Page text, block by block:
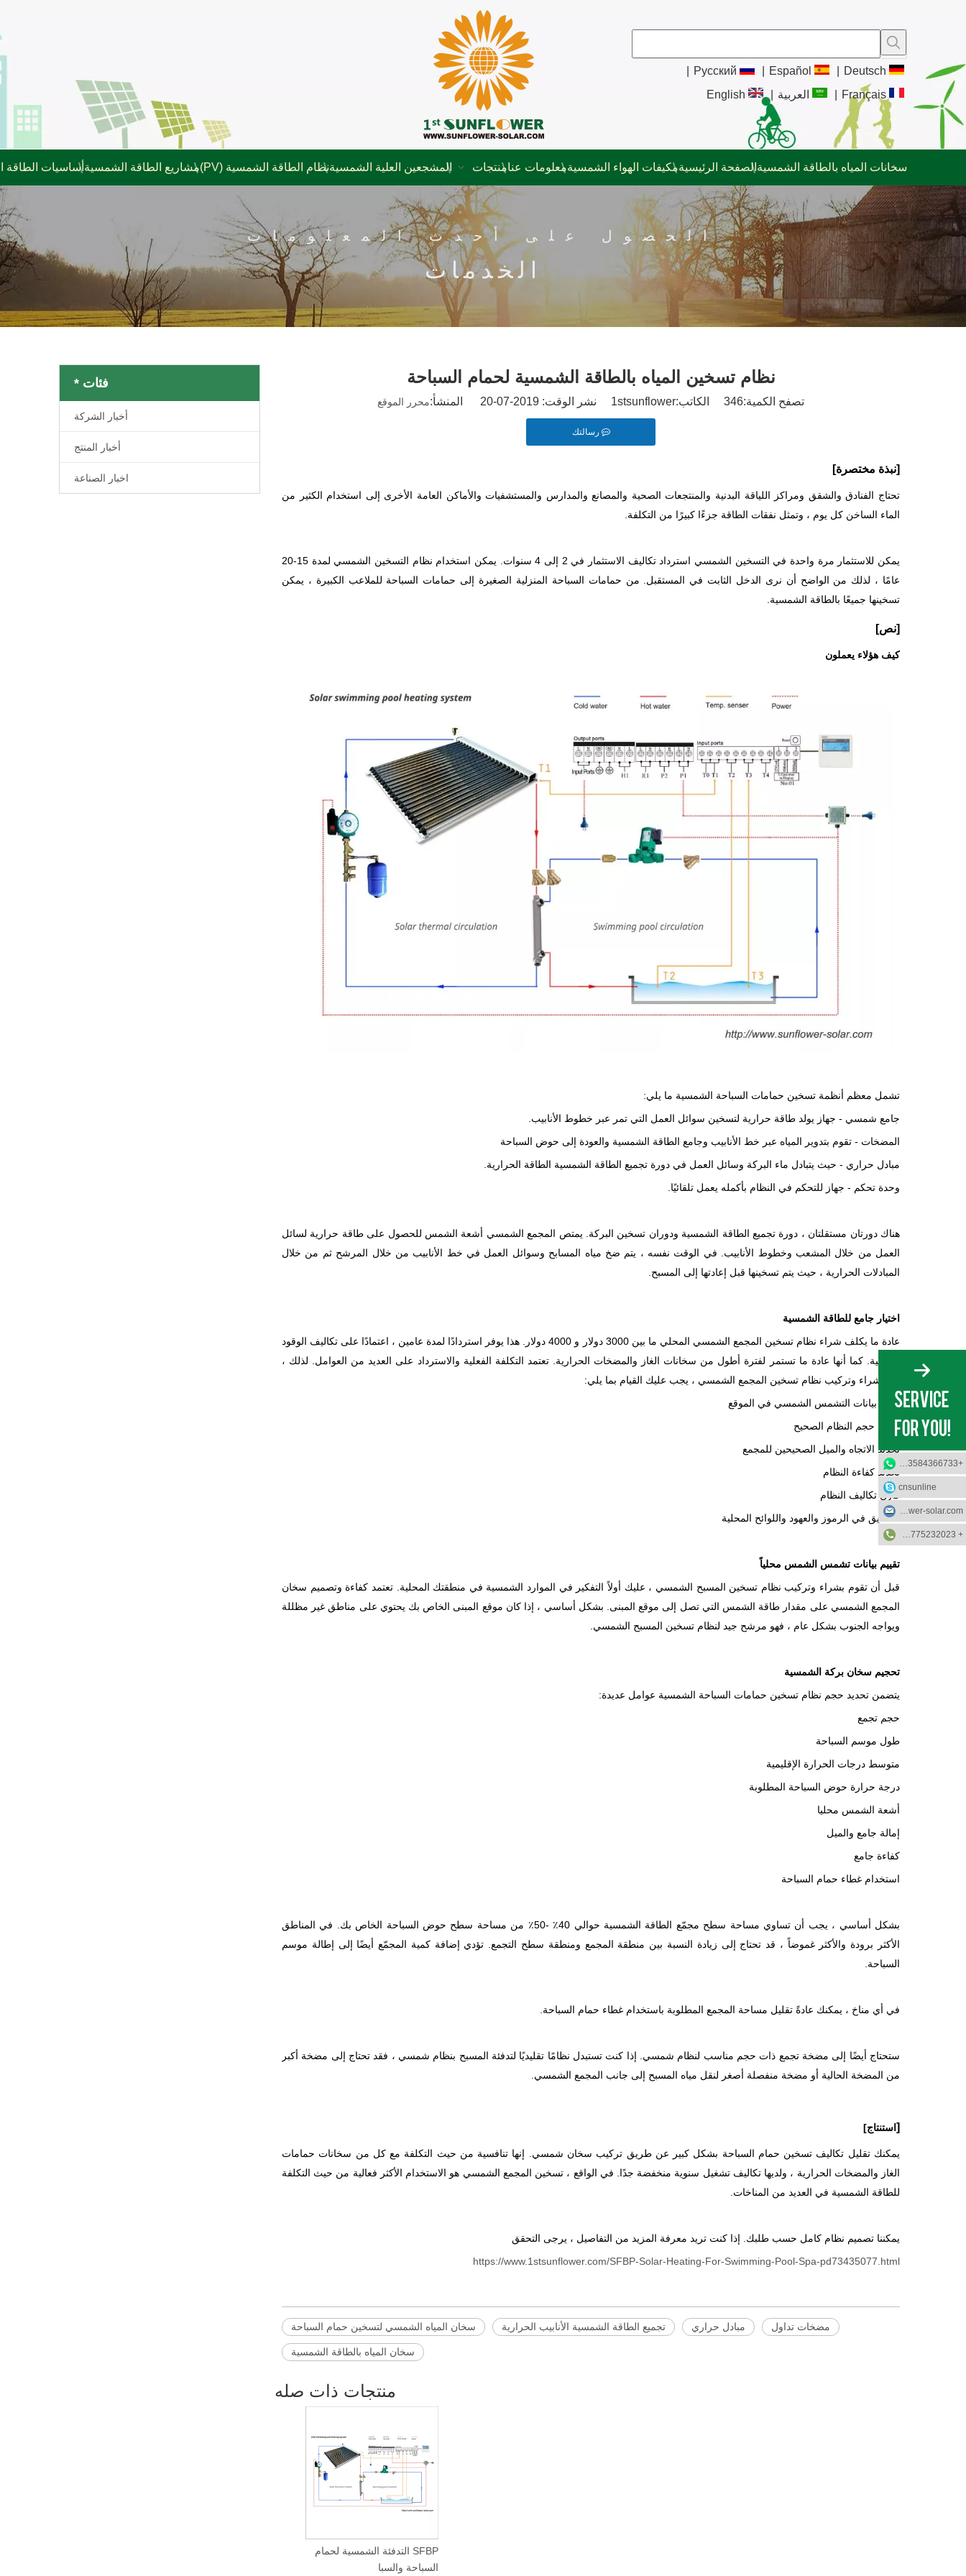
Deutsch
Español
Pусский
Français
العربية English
سخانات المياه بالطاقة الشمسية الصفحة الرئيسيةمكيفات الهواء الشمسيةمعلومات عنامنتجات المشجعين العلية الشمسيةنظام الطاقة الشمسية (PV) مشاريع الطاقة الشمسية أساسيات الطاقة
الحصول على أحدث المعلومات
الخدمات
فئات *
أخبار الشركة
أخبار المنتج
اخبار الصناعة
نظام تسخين المياه بالطاقة الشمسية لحمام السباحة
تصفح الكمية:346 الكاتب:1stsunflower نشر الوقت: 2019-07-20 المنشأ: محرر الموقع
رسالتك
[نبذة مختصرة]
تحتاج الفنادق والشقق ومراكز اللياقة البدنية والمنتجعات الصحية والمصانع والمدارس والمستشفيات والأماكن العامة الأخرى إلى استخدام الكثير من
الماء الساخن كل يوم ، وتمثل نفقات الطاقة جزءًا كبيرًا من التكلفة.
يمكن للاستثمار مرة واحدة في التسخين الشمسي استرداد تكاليف الاستثمار في 2 إلى 4 سنوات. يمكن استخدام نظام التسخين الشمسي لمدة 15-20
عامًا ، لذلك من الواضح أن نرى الدخل الثابت في المستقبل. من حمامات السباحة المنزلية الصغيرة إلى حمامات السباحة للملاعب الكبيرة ، يمكن
تسخينها جميعًا بالطاقة الشمسية.
[نص]
كيف هؤلاء يعملون
تشمل معظم أنظمة تسخين حمامات السباحة الشمسية ما يلي:
جامع شمسي - جهاز يولد طاقة حرارية لتسخين سوائل العمل التي تمر عبر خطوط الأنابيب.
المضخات - تقوم بتدوير المياه عبر خط الأنابيب وجامع الطاقة الشمسية والعودة إلى حوض السباحة
مبادل حراري - حيث يتبادل ماء البركة وسائل العمل في دورة تجميع الطاقة الشمسية الطاقة الحرارية.
وحدة تحكم - جهاز للتحكم في النظام بأكمله يعمل تلقائيًا.
هناك دورتان مستقلتان ، دورة تجميع الطاقة الشمسية ودوران تسخين البركة. يمتص المجمع الشمسي أشعة الشمس للحصول على طاقة حرارية لسائل
العمل من خلال المشعب وخطوط الأنابيب. في الوقت نفسه ، يتم ضخ مياه المسابح وسوائل العمل في خط الأنابيب من خلال المرشح ثم من خلال
المبادلات الحرارية ، حيث يتم تسخينها قبل إعادتها إلى المسبح.
اختيار جامع للطاقة الشمسية
عادة ما يكلف شراء نظام تسخين المجمع الشمسي المحلي ما بين 3000 دولار و 4000 دولار. هذا يوفر استردادًا لمدة عامين ، اعتمادًا على تكاليف الوقود
المحلية. كما أنها عادة ما تستمر لفترة أطول من سخانات الغاز والمضخات الحرارية. تعتمد التكلفة الفعلية والاسترداد على العديد من العوامل. لذلك ،
قبل شراء وتركيب نظام تسخين المجمع الشمسي ، يجب عليك القيام بما يلي:
تقييم بيانات التشمس الشمسي في الموقع
تحديد حجم النظام الصحيح
تحديد الاتجاه والميل الصحيحين للمجمع
تحديد كفاءة النظام
قارن تكاليف النظام
التحقيق في الرموز والعهود واللوائح المحلية
تقييم بيانات تشمس الشمس محلياً
قبل أن تقوم بشراء وتركيب نظام تسخين المسبح الشمسي ، عليك أولاً التفكير في الموارد الشمسية في منطقتك المحلية. تعتمد كفاءة وتصميم سخان
المجمع الشمسي على مقدار طاقة الشمس التي تصل إلى موقع المبنى. بشكل أساسي ، إذا كان موقع المبنى الخاص بك يحتوي على مناطق غير مظللة
ويواجه الجنوب بشكل عام ، فهو مرشح جيد لنظام تسخين المسبح الشمسي.
تحجيم سخان بركة الشمسية
يتضمن تحديد حجم نظام تسخين حمامات السباحة الشمسية عوامل عديدة:
حجم تجمع
طول موسم السباحة
متوسط ​​درجات الحرارة الإقليمية
درجة حرارة حوض السباحة المطلوبة
أشعة الشمس محليا
إمالة جامع والميل
كفاءة جامع
استخدام غطاء حمام السباحة
بشكل أساسي ، يجب أن تساوي مساحة سطح مجمّع الطاقة الشمسية حوالي 40٪ -50٪ من مساحة سطح حوض السباحة الخاص بك. في المناطق
الأكثر برودة والأكثر غموضاً ، قد تحتاج إلى زيادة النسبة بين منطقة المجمع ومنطقة سطح التجمع. تؤدي إضافة كمية المجمّع أيضًا إلى إطالة موسم
السباحة.
في أي مناخ ، يمكنك عادةً تقليل مساحة المجمع المطلوبة باستخدام غطاء حمام السباحة.
ستحتاج أيضًا إلى مضخة تجمع ذات حجم مناسب لنظام شمسي. إذا كنت تستبدل نظامًا تقليديًا لتدفئة المسبح بنظام شمسي ، فقد تحتاج إلى مضخة أكبر
من المضخة الحالية أو مضخة منفصلة أصغر لنقل مياه المسبح إلى جانب المجمع الشمسي.
[ استنتاج]
يمكنك تقليل تكاليف تسخين حمام السباحة بشكل كبير عن طريق تركيب سخان شمسي. إنها تنافسية من حيث التكلفة مع كل من سخانات حمامات
الغاز والمضخات الحرارية ، ولديها تكاليف تشغيل سنوية منخفضة جدًا. في الواقع ، تسخين المجمع الشمسي هو الاستخدام الأكثر فعالية من حيث التكلفة
للطاقة الشمسية في العديد من المناخات.
يمكننا تصميم نظام كامل حسب طلبك. إذا كنت تريد معرفة المزيد من التفاصيل ، يرجى التحقق
https://www.1stsunflower.com/SFBP-Solar-Heating-For-Swimming-Pool-Spa-pd73435077.html
سخان المياه الشمسي لتسخين حمام السباحة تجميع الطاقة الشمسية الأنابيب الحرارية مبادل حراري مضخات تداول
سخان المياه بالطاقة الشمسية
منتجات ذات صله
SFBP التدفئة الشمسية لحمام
السباحة والسبا
cnsunline